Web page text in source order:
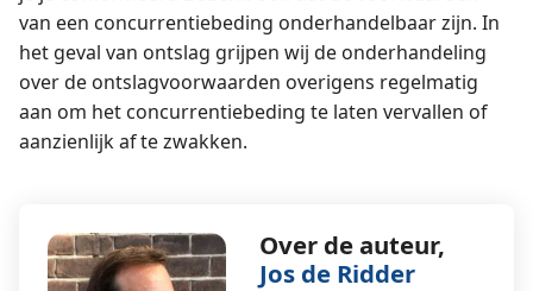
van een concurrentiebeding onderhandelbaar zijn. In
het geval van ontslag grijpen wij de onderhandeling
over de ontslagvoorwaarden overigens regelmatig
aan om het concurrentiebeding te laten vervallen of
aanzienlijk af te zwakken.
Over de auteur,
Jos de Ridder